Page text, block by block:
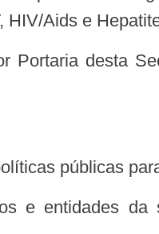
HIV/Aids e
públicas